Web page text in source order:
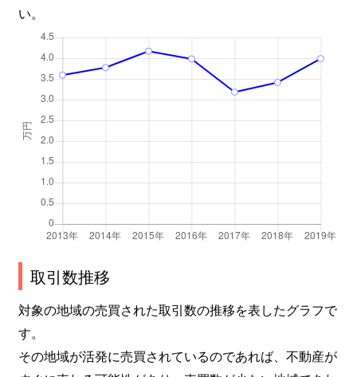
い。
取引数推移
対象の地域の売買された取引数の推移を表したグラフで
す。
その地域が活発に売買されているのであれば、不動産が